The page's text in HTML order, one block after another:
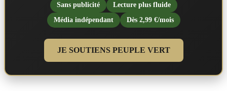
Sans publicité
Lecture plus fluide
Média indépendant
Dès 2,99 €/mois
JE SOUTIENS PEUPLE VERT